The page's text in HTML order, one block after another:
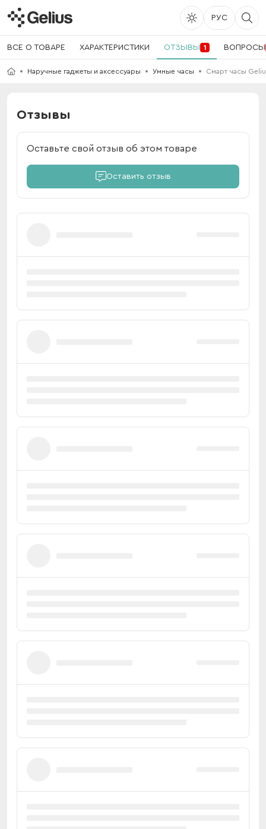
РУС
ВСЕ О ТОВАРЕ ХАРАКТЕРИСТИКИ ОТЗЫВЫ 1 ВОПРОСЫ
Наручные гаджеты и аксессуары Умные часы Смарт часы
Отзывы
Оставьте свой отзыв об этом товаре
Оставить отзыв